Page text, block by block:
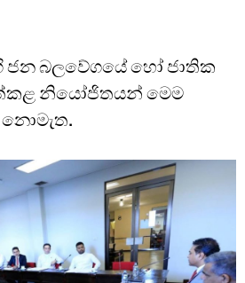
ජන බලවේගයේ හෝ ජාතික
නියෝජිතයන් මෙම
නොමැත.